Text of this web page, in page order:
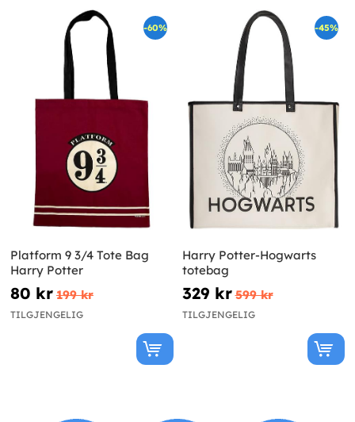
-60%
Platform 9 3/4 Tote Bag
Harry Potter
80 kr 199 kr
TILGJENGELIG
-45%
Harry Potter-Hogwarts
totebag
329 kr 599 kr
TILGJENGELIG